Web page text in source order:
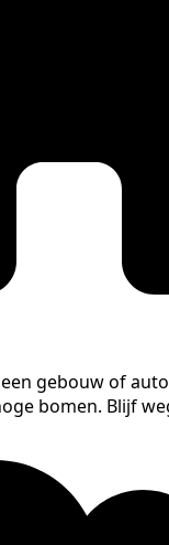
gebouw of
bomen. Blijf